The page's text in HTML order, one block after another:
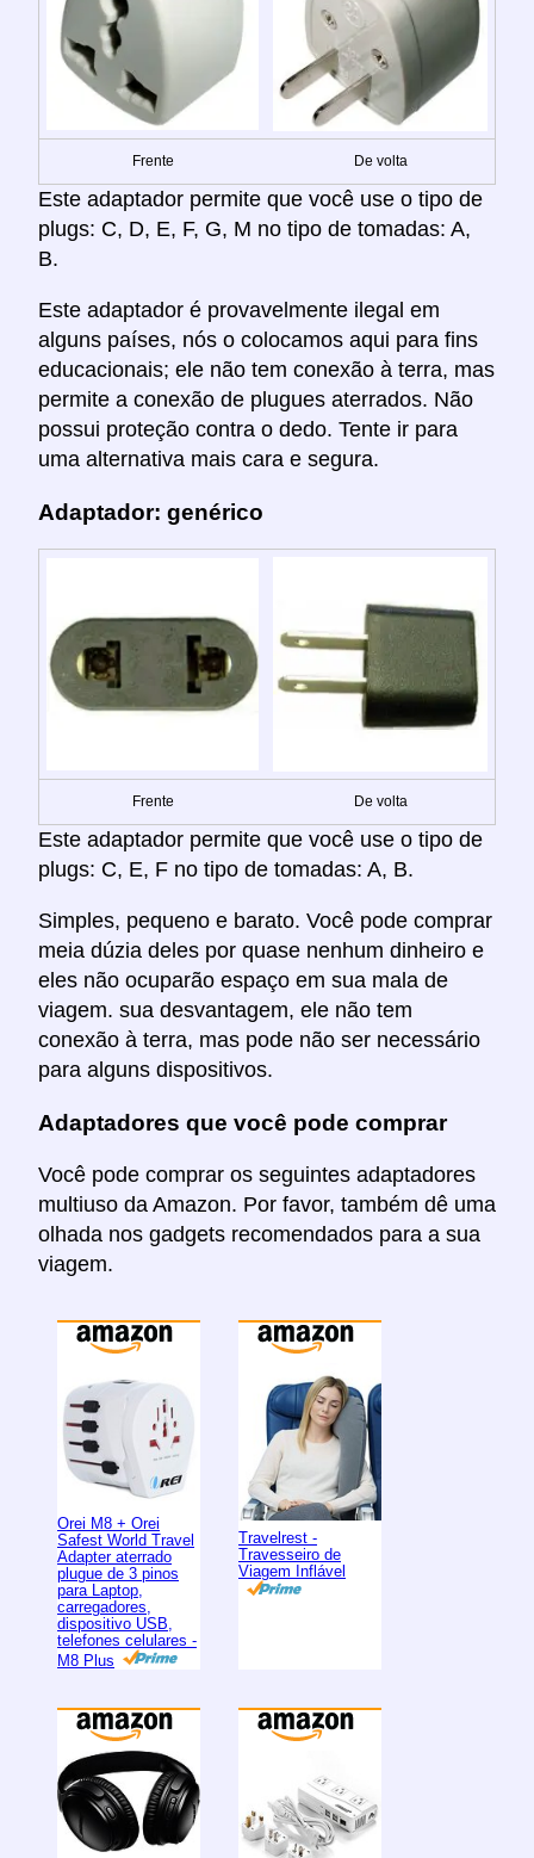
Frente De volta
Este adaptador permite que você use o tipo de
plugs: C, D, E, F, G, M no tipo de tomadas: A,
B.
Este adaptador é provavelmente ilegal em
alguns países, nós o colocamos aqui para fins
educacionais; ele não tem conexão à terra, mas
permite a conexão de plugues aterrados. Não
possui proteção contra o dedo. Tente ir para
uma alternativa mais cara e segura.
Adaptador: genérico
Frente De volta
Este adaptador permite que você use o tipo de
plugs: C, E, F no tipo de tomadas: A, B.
Simples, pequeno e barato. Você pode comprar
meia dúzia deles por quase nenhum dinheiro e
eles não ocuparão espaço em sua mala de
viagem. sua desvantagem, ele não tem
conexão à terra, mas pode não ser necessário
para alguns dispositivos.
Adaptadores que você pode comprar
Você pode comprar os seguintes adaptadores
multiuso da Amazon. Por favor, também dê uma
olhada nos gadgets recomendados para a sua
viagem.
Orei M8 + Orei
Safest World Travel
Adapter aterrado
plugue de 3 pinos
para Laptop,
carregadores,
dispositivo USB,
telefones celulares -
M8 Plus
Travelrest -
Travesseiro de
Viagem Inflável